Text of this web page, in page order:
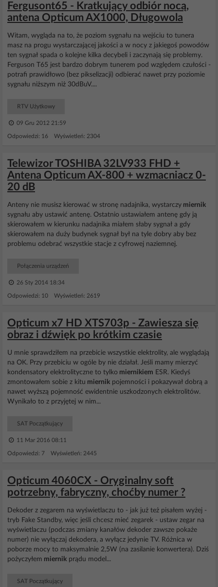
Fergusont65 - Kratkujący odbiór nocą,
antena Opticum AX1000, Długowola
Witam, wygląda na to, że poziom sygnału na wejściu to tunera
masz na progu wystarczającej jakości a w nocy z jakiegoś powodów
ten sygnał spada o kolejne kilka decybeli i zaczynają się problemy.
Ferguson T65 jest bardzo dobrym tunerem pod względem czułości -
potrafi prawidłowo (bez pikselizacji) odbierać nawet przy poziomie
sygnału niższym niż 30dBuV....
RTV Użytkowy
09 Gru 2012 21:59
Odpowiedzi: 16 Wyświetleń: 2304
Telewizor TOSHIBA 32LV933 FHD +
Antena Opticum AX-800 + wzmacniacz 0-
20 dB
Anteny nie musisz kierować w stronę nadajnika, wystarczy miernik
sygnału aby ustawić antenę. Ostatnio ustawiałem antenę gdy ją
skierowałem w kierunku nadajnika miałem słaby sygnał a gdy
skierowałem na duży budynek sygnał był na tyle dobry aby bez
problemu odebrać wszystkie stacje z cyfrowej naziemnej.
Połączenia urządzeń
26 Sty 2014 18:34
Odpowiedzi: 10 Wyświetleń: 2619
Opticum x7 HD XTS703p - Zawiesza się
obraz i dźwięk po krótkim czasie
U mnie sprawdziłem na przebicie wszystkie elektrolity, ale wyglądają
na OK. Przy przebiciu w ogóle by nie działał. Jeśli mamy mierzyć
kondensatory elektrolityczne to tylko miernikiem ESR. Kiedyś
zmontowałem sobie z kitu miernik pojemności i pokazywał dobrą a
nawet wyższą pojemność ewidentnie uszkodzonych elektrolitów.
Wynikało to z przyjętej w nim...
SAT Początkujący
11 Mar 2016 08:11
Odpowiedzi: 7 Wyświetleń: 2445
Opticum 4060CX - Oryginalny soft
potrzebny, fabryczny, choćby numer ?
Dekoder z zegarem na wyświetlaczu to - jak już też pisałem wyżej -
tryb Fake Standby, więc jeśli chcesz mieć zegarek - ustaw zegar na
wyświetlaczu (podczas zmiany kanałów dekoder zawsze pokaże
numer) nie wyłączaj dekodera, a wyłącz jedynie TV. Różnica w
poborze mocy to maksymalnie 2,5W (na zasilanie konwertera). Dziś
pożyczyłem miernik prądu model...
SAT Początkujący